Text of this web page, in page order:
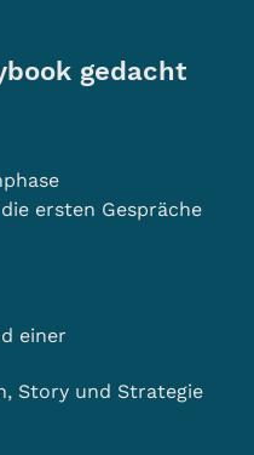
gedacht
ersten Gespräche
einer
Story und Strategie